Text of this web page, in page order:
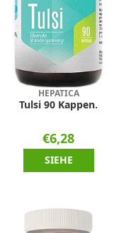
HEPATICA
Tulsi 90 Kappen.
€6,28
SIEHE